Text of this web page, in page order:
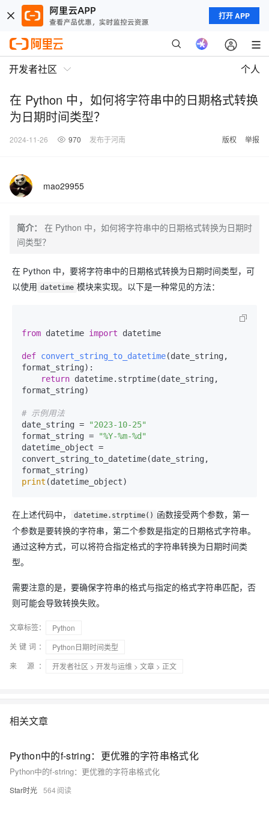
打开 APP
开发者社区 个人
在 Python 中，如何将字符串中的日期格式转换
为日期时间类型？
2024-11-26 970 发布于河南 版权 举报
mao29955
简介：
在 Python 中，如何将字符串中的日期格式转换为日期时
间类型？
在 Python 中，要将字符串中的日期格式转换为日期时间类型，可
以使用 datetime 模块来实现。以下是一种常见的方法：
from datetime import datetime
def convert_string_to_datetime(date_string,
format_string):
return datetime.strptime(date_string,
format_string)
# 示例用法
date_string =
"2023-10-25"
format_string =
"%Y-%m-%d"
datetime_object =
convert_string_to_datetime(date_string,
print
在上述代码中， datetime.strptime() 函数接受两个参数，第一
个参数是要转换的字符串，第二个参数是指定的日期格式字符串。
通过这种方式，可以将符合指定格式的字符串转换为日期时间类
型。
需要注意的是，要确保字符串的格式与指定的格式字符串匹配，否
则可能会导致转换失败。
文章标签：
Python
关键词：
Python日期时间类型
来 源：
开发者社区 > 开发与运维 > 文章 > 正文
相关文章
Python中的f-string：更优雅的字符串格式化
Python中的f-string：更优雅的字符串格式化
Star时光 564